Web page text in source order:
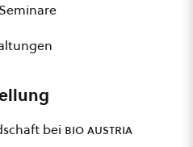
bei bio austria